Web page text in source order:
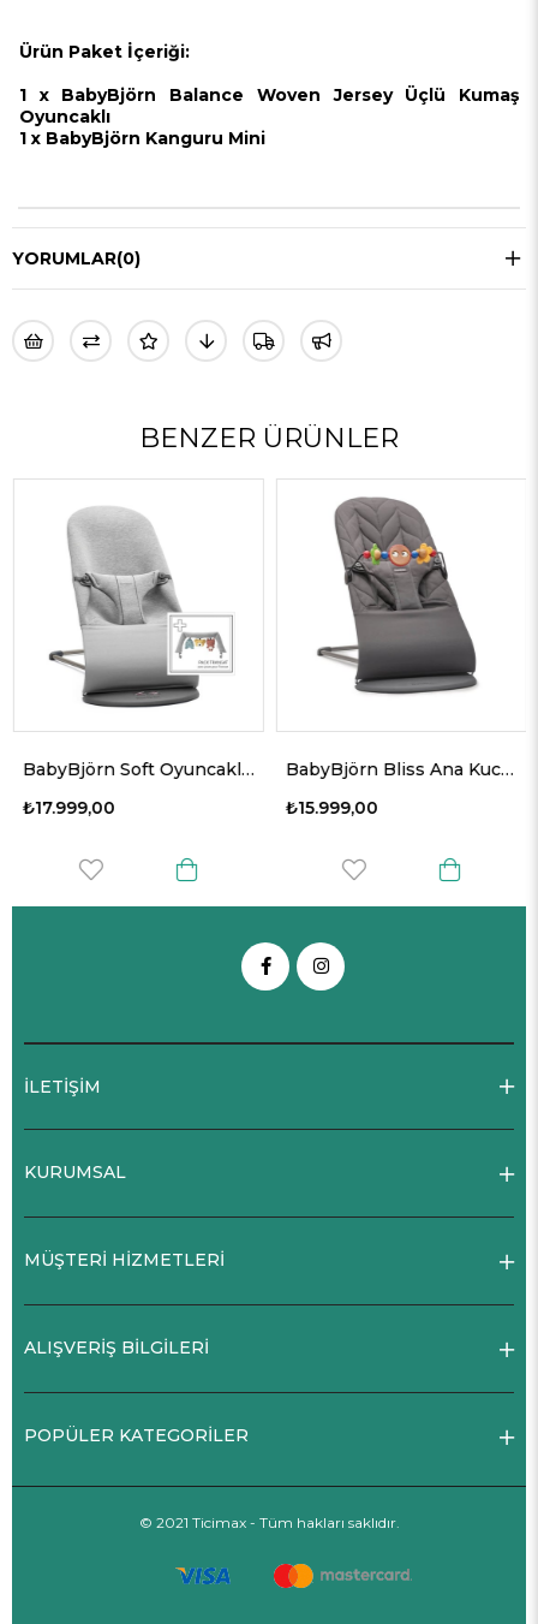
Ürün Paket İçeriği:
1 x BabyBjörn Balance Woven Jersey Üçlü Kumaş
Oyuncaklı
1 x BabyBjörn Kanguru Mini
YORUMLAR(0)
BENZER ÜRÜNLER
BabyBjörn Soft Oyuncaklı Bliss Ana Kucağı 3D Jersey Light Grey
₺17.999,00
BabyBjörn Bliss Ana Kucağı Oyuncaklı Petal Woven Anthracite
₺15.999,00
İLETİŞİM
KURUMSAL
MÜŞTERİ HİZMETLERİ
ALIŞVERİŞ BİLGİLERİ
POPÜLER KATEGORİLER
© 2021 Ticimax - Tüm hakları saklıdır.